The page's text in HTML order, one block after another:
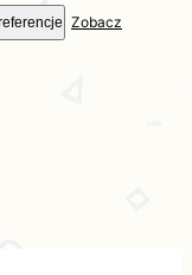
Zobacz